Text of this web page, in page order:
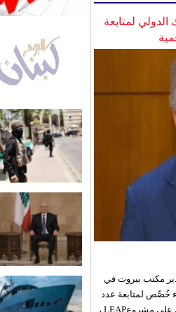
الدولي لمتابعة
مكتب بيروت في
خُصِّص لمتابعة عدد
من المشاريع قيد التنفيذ، وجرى التركيز بشكل خاص على مشروعLEAP ،